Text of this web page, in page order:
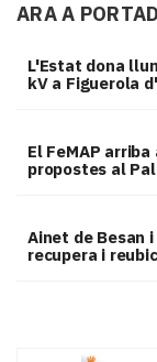
ARA A
L'Estat dona
kV a Figuerola
El FeMAP
propostes al
Ainet de Besan
recupera i